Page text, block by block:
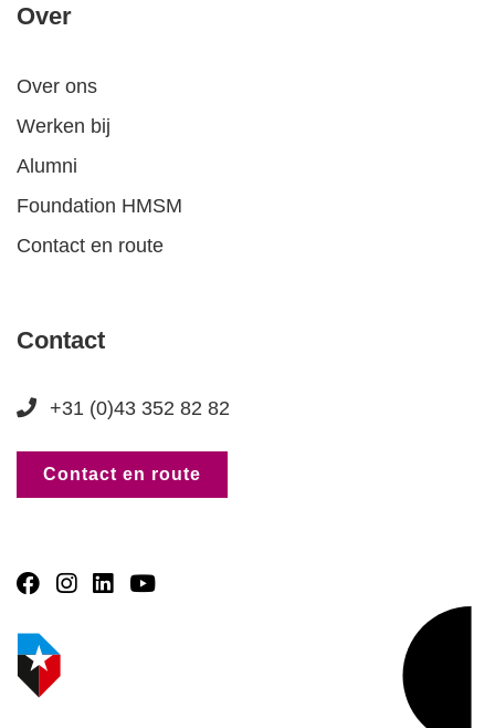
Over
Over ons
Werken bij
Alumni
Foundation HMSM
Contact en route
Contact
+31 (0)43 352 82 82
Contact en route